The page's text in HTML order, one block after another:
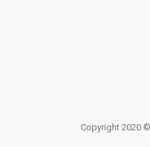
Copyright 2020